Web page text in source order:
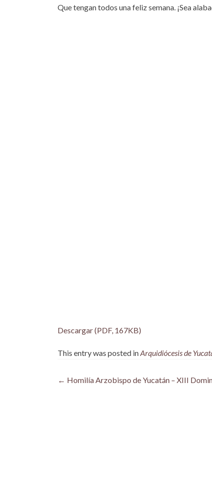
Que tengan todos una feliz semana. ¡Sea
Descargar (PDF, 167KB)
This entry was posted inArquidiócesis de
Post
← Homilía Arzobispo de Yucatán – XIII